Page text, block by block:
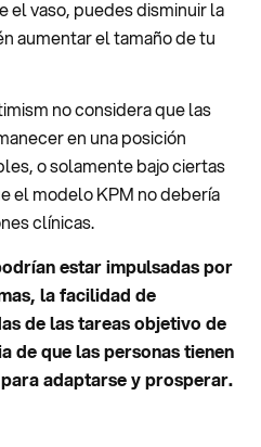
el vaso, puedes disminuir la
aumentar el tamaño de tu
no considera que las
en una posición
o solamente bajo ciertas
el modelo KPM no debería
clínicas.
estar impulsadas por
la facilidad de
de las tareas objetivo de
de que las personas tienen
adaptarse y prosperar.